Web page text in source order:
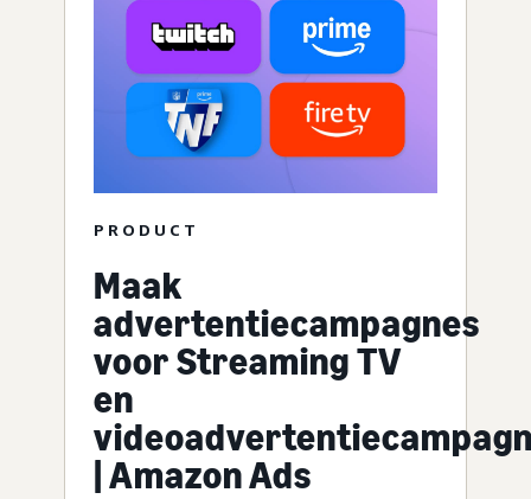
PRODUCT
Maak
advertentiecampagnes
voor Streaming TV
en
| Amazon Ads